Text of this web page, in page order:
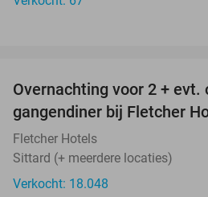
Overnachting voor 2 + evt.
gangendiner bij Fletcher
Fletcher Hotels
Sittard (+ meerdere locaties)
Verkocht: 18.048